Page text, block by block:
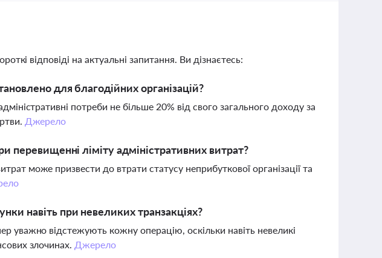
відповіді на актуальні запитання. Ви дізнаєтесь:
для благодійних організацій?
потреби не більше 20% від свого загального доходу за
Джерело
перевищенні ліміту адміністративних витрат?
може призвести до втрати статусу неприбуткової організації та
навіть при невеликих транзакціях?
уважно відстежують кожну операцію, оскільки навіть невеликі
злочинах. Джерело